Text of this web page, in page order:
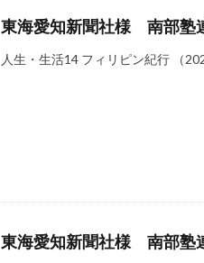
東海愛知新聞社様 南部塾
人生・生活14 フィリピン紀行 （
東海愛知新聞社様 南部塾